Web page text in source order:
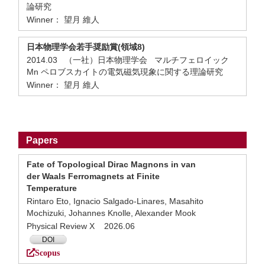
論研究
Winner： 望月 維人
日本物理学会若手奨励賞(領域8)
2014.03 （一社）日本物理学会 マルチフェロイック
Mn ペロブスカイトの電気磁気現象に関する理論研究
Winner： 望月 維人
Papers
Fate of Topological Dirac Magnons in van
der Waals Ferromagnets at Finite
Temperature
Rintaro Eto, Ignacio Salgado-Linares, Masahito
Mochizuki, Johannes Knolle, Alexander Mook
Physical Review X 2026.06
DOI
Scopus